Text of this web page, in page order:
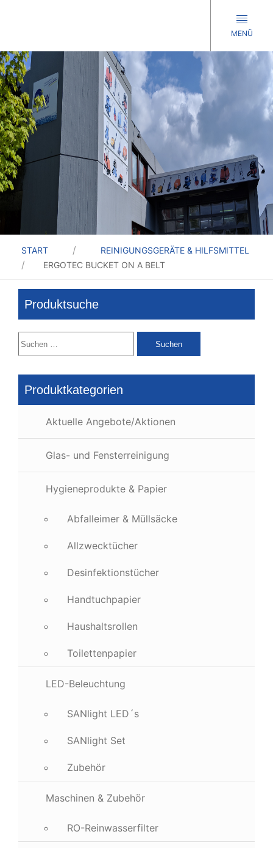
MENÜ
START
REINIGUNGSGERÄTE & HILFSMITTEL
ERGOTEC BUCKET ON A BELT
Produktsuche
Suchen
nach:
Produktkategorien
Aktuelle Angebote/Aktionen
Glas- und Fensterreinigung
Hygieneprodukte & Papier
Abfalleimer & Müllsäcke
Allzwecktücher
Desinfektionstücher
Handtuchpapier
Haushaltsrollen
Toilettenpapier
LED-Beleuchtung
SANlight LED´s
SANlight Set
Zubehör
Maschinen & Zubehör
RO-Reinwasserfilter